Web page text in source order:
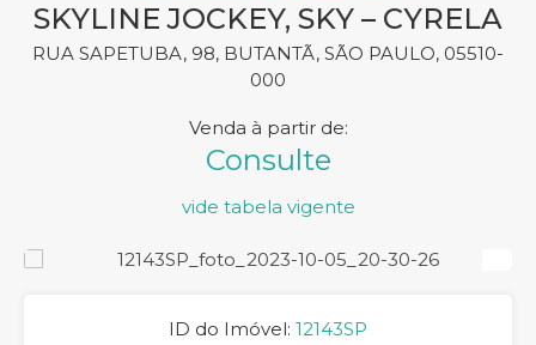
SKYLINE JOCKEY, SKY – CYRELA
RUA SAPETUBA, 98, BUTANTÃ, SÃO PAULO, 05510-
000
Venda
Consulte
ID do Imóvel: 12143SP